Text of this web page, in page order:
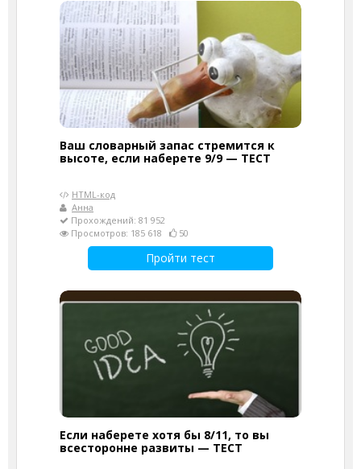
Ваш словарный запас стремится к
высоте, если наберете 9/9 — ТЕСТ
HTML-код
Анна
Прохождений: 81 952
Просмотров: 185 618
50
Пройти тест
Если наберете хотя бы 8/11, то вы
всесторонне развиты — ТЕСТ